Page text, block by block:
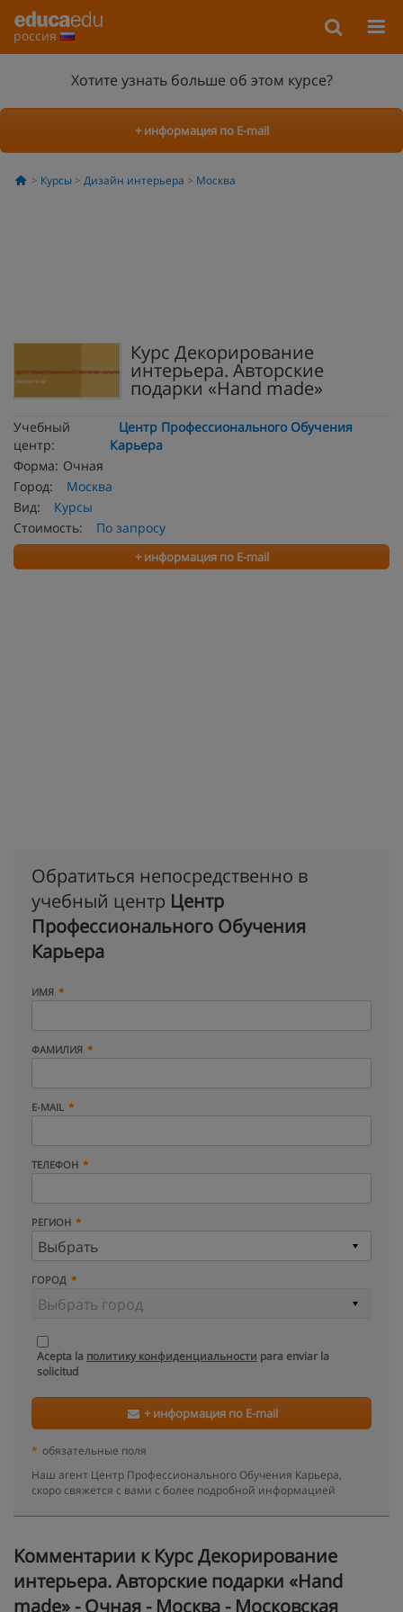
россия
Хотите узнать больше об этом курсе?
+ информация по E-mail
Курсы Дизайн интерьера Москва
Курс Декорирование
интерьера. Авторские
подарки «Hand made»
Учебный
центр:
Центр Профессионального Обучения
Карьера
Форма: Очная
Город:
Москва
Вид:
Курсы
Стоимость:
По запросу
+ информация по E-mail
Обратиться непосредственно в
учебный центр Центр
Профессионального Обучения
Карьера
ИМЯ
ФАМИЛИЯ
E-MAIL
ТЕЛЕФОН
РЕГИОН
ГОРОД
Acepta la политику конфиденциальности para enviar la
solicitud
+ информация по E-mail
* обязательные поля
Наш агент Центр Профессионального Обучения Карьера,
скоро свяжется с вами с более подробной информацией
Kомментарии к Курс Декорирование
интерьера. Авторские подарки «Hand
made» - Очная - Москва - Московская